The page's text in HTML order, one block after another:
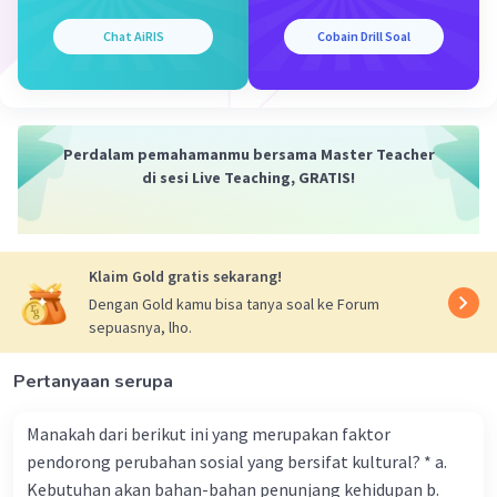
terjangkau oleh konsumen, bukan untuk melindungi
industri kecil dan menengah. Kelebihan permintaan
sering kali memicu peningkatan harga di pasar gelap
Beri Rating·0.0(0) Balas
Iklan
Chat AiRIS Cobain Drill Soal
Perdalam pemahamanmu bersama Master Teacher
di sesi Live Teaching, GRATIS!
Klaim Gold gratis sekarang!
Dengan Gold kamu bisa tanya soal ke Forum
sepuasnya, lho.
Pertanyaan serupa
Manakah dari berikut ini yang merupakan faktor
pendorong perubahan sosial yang bersifat kultural? * a.
Kebutuhan akan bahan-bahan penunjang kehidupan b.